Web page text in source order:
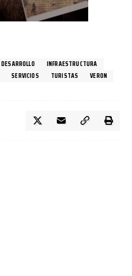
DESARROLLO
INFRAESTRUCTURA
SERVICIOS TURISTAS VERON